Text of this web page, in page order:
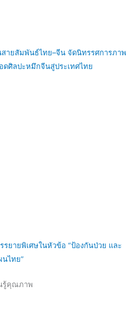
ายสัมพันธ์ไทย–จีน จัดนิทรรศการภาพ
ดศิลปะหมึกจีนสู่ประเทศไทย
รยายพิเศษในหัวข้อ “ป้องกันป่วย และ
ไทย”
รู้คุณภาพ